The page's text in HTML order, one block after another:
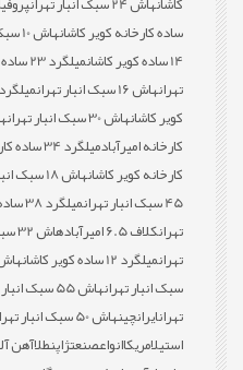
ساده کارخانه کویر کاشانهاش 10 سبک انبار تهران
14 ساده کویر کاشان
میلگرد 23 ساده کویر کاشان
تهرانهاش 16 سبک انبار تهران میلگرد 10 کارخانه سیرجان
کویر کاشانهاش 30 سبک انبار تهران هاش
کارخانه امیرآبادمیلگرد 34 ساده کارخانه کویر کاشان
کارخانه کویر کاشانهاش 18 سبک انبار تهران
45 سبک انبار تهران
میلگرد 38 ساده کویر کاشان
تهرانکلاف 6.5 امیرآباد هاش 32 سبک انبار تهران
تهرانمیلگرد 12 ساده کویر کاشان هاش 40 سبک
سبک انبار تهرانهاش 55 سبک انبار تهران
تهرانایرانچینهاش 50 سبک انبار تهران
استیلامریکاانواعصنعتژاپنطلاآهن